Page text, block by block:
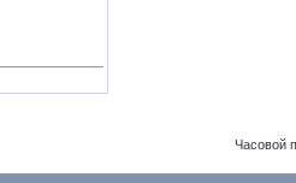
Часовой